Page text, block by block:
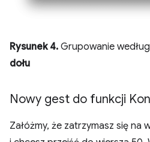
Rysunek 4. Grupowanie
dołu
Nowy gest do funkcji
Załóżmy, że zatrzymasz się na